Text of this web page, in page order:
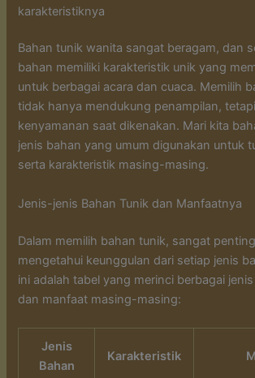
karakteristiknya
Bahan tunik wanita sangat beragam, dan
bahan memiliki karakteristik unik yang
untuk berbagai acara dan cuaca. Memilih
tidak hanya mendukung penampilan,
kenyamanan saat dikenakan. Mari kita
jenis bahan yang umum digunakan untuk
serta karakteristik masing-masing.
Jenis-jenis Bahan Tunik dan Manfaatnya
Dalam memilih bahan tunik, sangat
mengetahui keunggulan dari setiap jenis
ini adalah tabel yang merinci berbagai
dan manfaat masing-masing:
Jenis
Bahan
Karakteristik